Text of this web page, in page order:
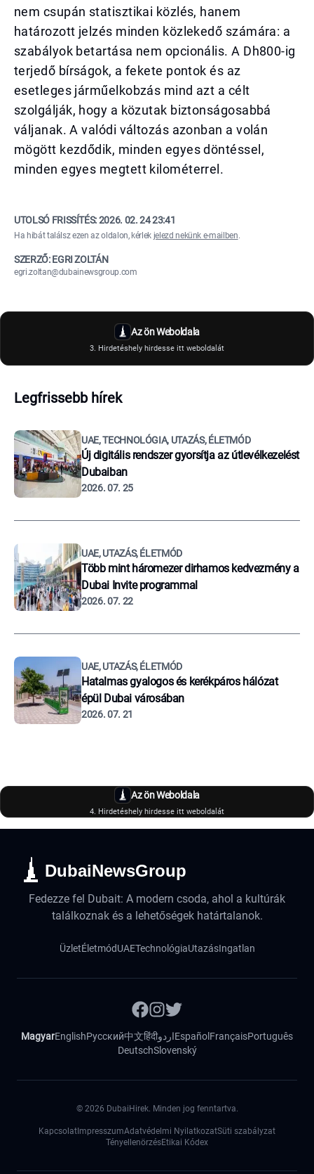
nem csupán statisztikai közlés, hanem
határozott jelzés minden közlekedő számára: a
szabályok betartása nem opcionális. A Dh800-ig
terjedő bírságok, a fekete pontok és az
esetleges járműelkobzás mind azt a célt
szolgálják, hogy a közutak biztonságosabbá
váljanak. A valódi változás azonban a volán
mögött kezdődik, minden egyes döntéssel,
minden egyes megtett kilométerrel.
UTOLSÓ FRISSÍTÉS:2026. 02. 24 23:41
Ha hibát találsz ezen az oldalon, kérlek jelezd nekünk e-mailben.
SZERZŐ: EGRI ZOLTÁN
egri.zoltan@dubainewsgroup.com
Az ön Weboldala
3. Hirdetéshely hirdesse itt weboldalát
Legfrissebb hírek
UAE, TECHNOLÓGIA, UTAZÁS, ÉLETMÓD
Új digitális rendszer gyorsítja az útlevélkezelést
Dubaiban
2026. 07. 25
UAE, UTAZÁS, ÉLETMÓD
Több mint háromezer dirhamos kedvezmény a
Dubai Invite programmal
2026. 07. 22
UAE, UTAZÁS, ÉLETMÓD
Hatalmas gyalogos és kerékpáros hálózat
épül Dubai városában
2026. 07. 21
Az ön Weboldala
4. Hirdetéshely hirdesse itt weboldalát
DubaiNewsGroup
Fedezze fel Dubait: A modern csoda, ahol a kultúrák
találkoznak és a lehetőségek határtalanok.
ÜzletÉletmódUAETechnológiaUtazásIngatlan
MagyarEnglishРусский中文हिंदीاردوEspañol FrançaisPortuguês
DeutschSlovenský
© 2026 DubaiHirek. Minden jog fenntartva.
Kapcsolat ImpresszumAdatvédelmi NyilatkozatSüti szabályzat
TényellenörzésEtikai Kódex